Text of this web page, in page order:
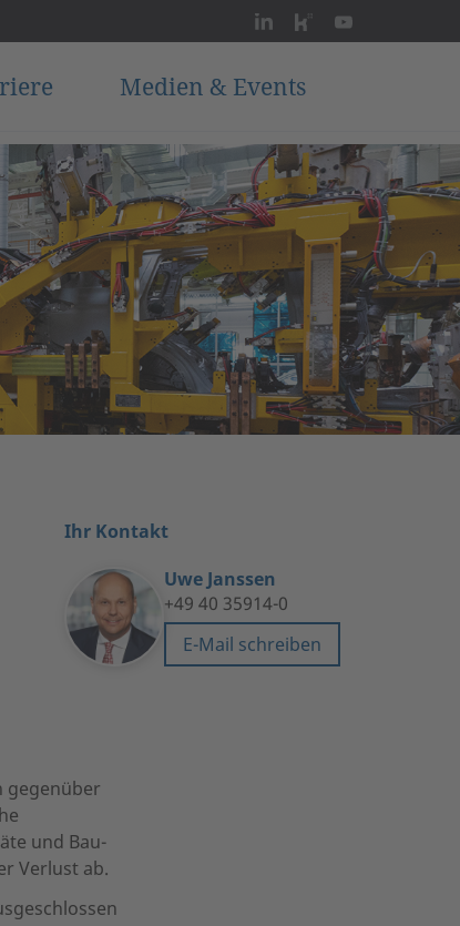
Medien & Events
Ihr Kontakt
Uwe Janssen
+49 40 35914-0
E-Mail schreiben
gegenüber
und Bau-
Verlust ab.